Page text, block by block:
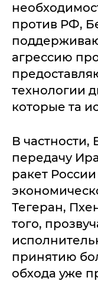
против РФ,
агрессию
технологии
которые та
В частности,
передачу
ракет
Тегеран,
того,
принятию
обхода уже